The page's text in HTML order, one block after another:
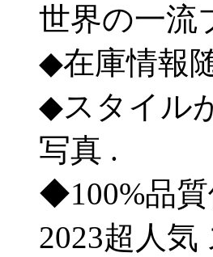
世界の一流
◆在庫情報
◆スタイル
写真 .
◆100%品
2023超人